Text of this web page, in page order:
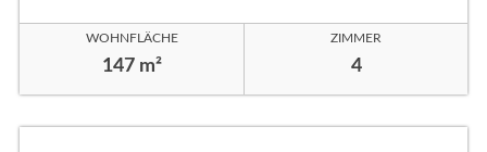
WOHNFLÄCHE
147 m²
ZIMMER
4